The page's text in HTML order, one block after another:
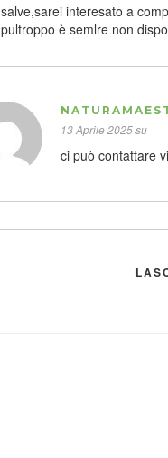
salve,sarei interesato a
pultroppo è semlre non
13 Aprile 2025 su
ci può contattare